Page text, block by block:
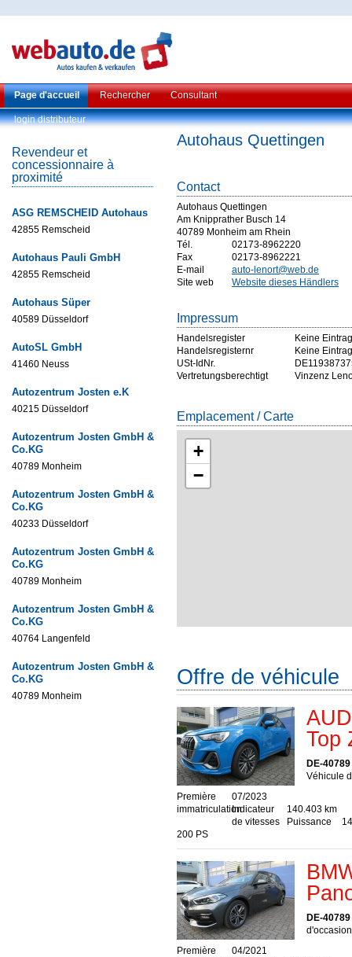
Page d'accueil Rechercher Consultant
login distributeur
Revendeur et
concessionnaire à
proximité
ASG REMSCHEID Autohaus
42855 Remscheid
Autohaus Pauli GmbH
42855 Remscheid
Autohaus Süper
40589 Düsseldorf
AutoSL GmbH
41460 Neuss
Autozentrum Josten e.K
40215 Düsseldorf
Autozentrum Josten GmbH &
Co.KG
40789 Monheim
Autozentrum Josten GmbH &
Co.KG
40233 Düsseldorf
Autozentrum Josten GmbH &
Co.KG
40789 Monheim
Autozentrum Josten GmbH &
Co.KG
40764 Langenfeld
Autozentrum Josten GmbH &
Co.KG
40789 Monheim
Autohaus Quettingen
Contact
Autohaus Quettingen
Am Knipprather Busch 14
40789 Monheim am Rhein
Tél.
02173-8962220
Fax
02173-8962221
E-mail
auto-lenort@web.de
Site web
Website dieses Händlers
Impressum
Handelsregister
Keine
Handelsregisternr
Keine
USt-IdNr.
Vertretungsberechtigt
Vinzenz
Emplacement / Carte
+
−
Offre de véhicule
Top
DE-
Véhicule
Première
immatriculation
07/2023
Indicateur
de vitesses
140.403 km
Puissance
200 PS
DE-
Première
04/2021